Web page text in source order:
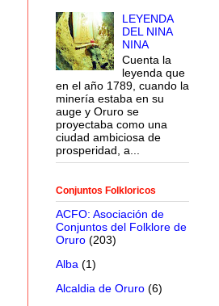
LEYENDA
DEL NINA
NINA
Cuenta la
leyenda que
en el año 1789, cuando la
minería estaba en su
auge y Oruro se
proyectaba como una
ciudad ambiciosa de
prosperidad, a...
Conjuntos Folkloricos
ACFO: Asociación de
Conjuntos del Folklore de
Oruro (203)
Alba (1)
Alcaldia de Oruro (6)